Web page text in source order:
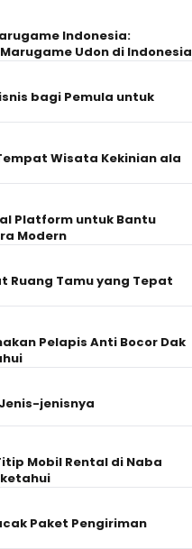
Indonesia:
Udon di Indonesia
bagi Pemula untuk
Wisata Kekinian ala
Platform untuk Bantu
Modern
Ruang Tamu yang Tepat
Pelapis Anti Bocor Dak
jenisnya
Mobil Rental di Naba
Paket Pengiriman